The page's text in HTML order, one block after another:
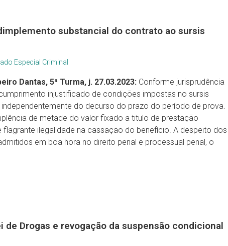
substancial do contrato ao sursis
Especial Criminal
Dantas, 5ª Turma, j. 27.03.2023: Conforme jurisprudência
injustificado de condições impostas no sursis
do decurso do prazo do período de prova.
de metade do valor fixado a titulo de prestação
flagrante ilegalidade na cassação do benefício. A despeito dos
em boa hora no direito penal e processual penal, o
de Drogas e revogação da suspensão condicional